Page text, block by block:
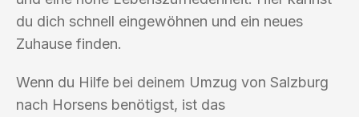
du dich schnell eingewöhnen und ein neues
Zuhause finden.
Wenn du Hilfe bei deinem Umzug von Salzburg
nach Horsens benötigst, ist das